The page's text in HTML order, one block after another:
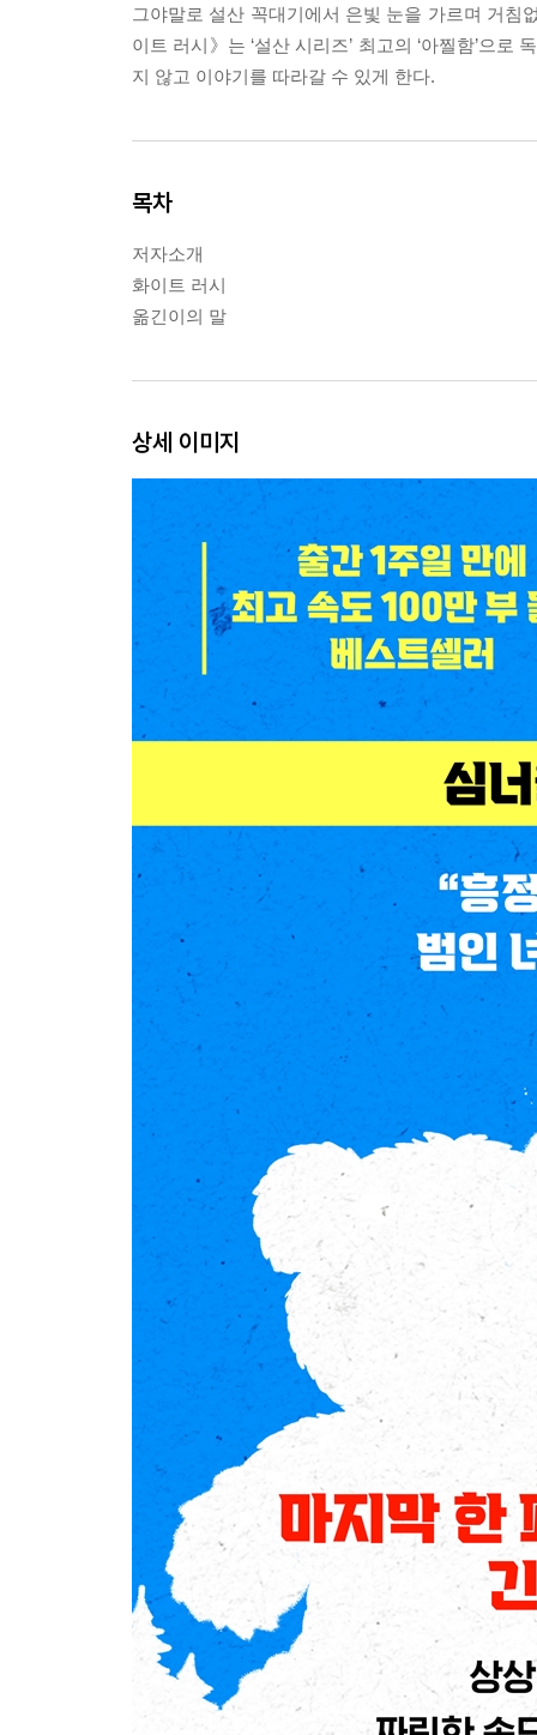
그야말로 설산 꼭대기에서 은빛 눈을 가르며 거
이트 러시》는 ‘설산 시리즈’ 최고의 ‘아찔함’으
지 않고 이야기를 따라갈 수 있게 한다.
목차
저자소개
화이트 러시
옮긴이의 말
상세 이미지